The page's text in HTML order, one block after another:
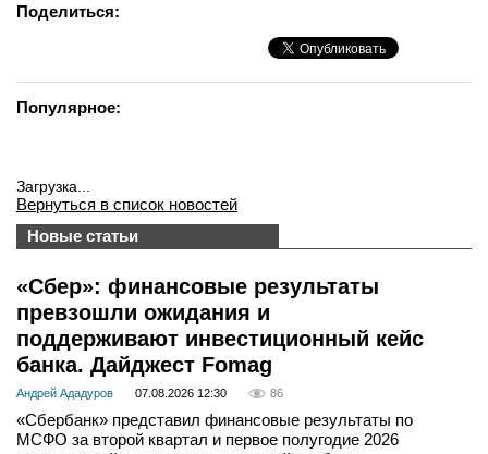
Поделиться:
Популярное:
Загрузка...
Вернуться в список новостей
Новые статьи
«Сбер»: финансовые результаты
превзошли ожидания и
поддерживают инвестиционный кейс
банка. Дайджест Fomag
Андрей Ададуров 07.08.2026 12:30 86
«Сбербанк» представил финансовые результаты по
МСФО за второй квартал и первое полугодие 2026